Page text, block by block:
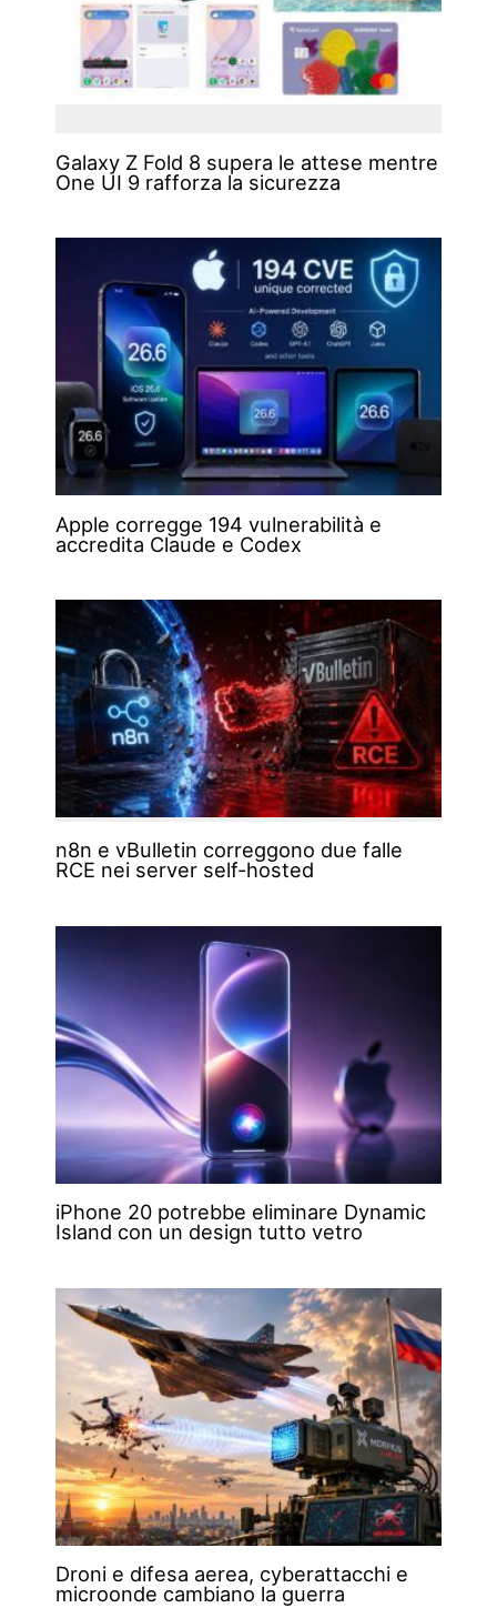
Galaxy Z Fold 8 supera le attese mentre
One UI 9 rafforza la sicurezza
Apple corregge 194 vulnerabilità e
accredita Claude e Codex
n8n e vBulletin correggono due falle
RCE nei server self-hosted
iPhone 20 potrebbe eliminare Dynamic
Island con un design tutto vetro
Droni e difesa aerea, cyberattacchi e
microonde cambiano la guerra